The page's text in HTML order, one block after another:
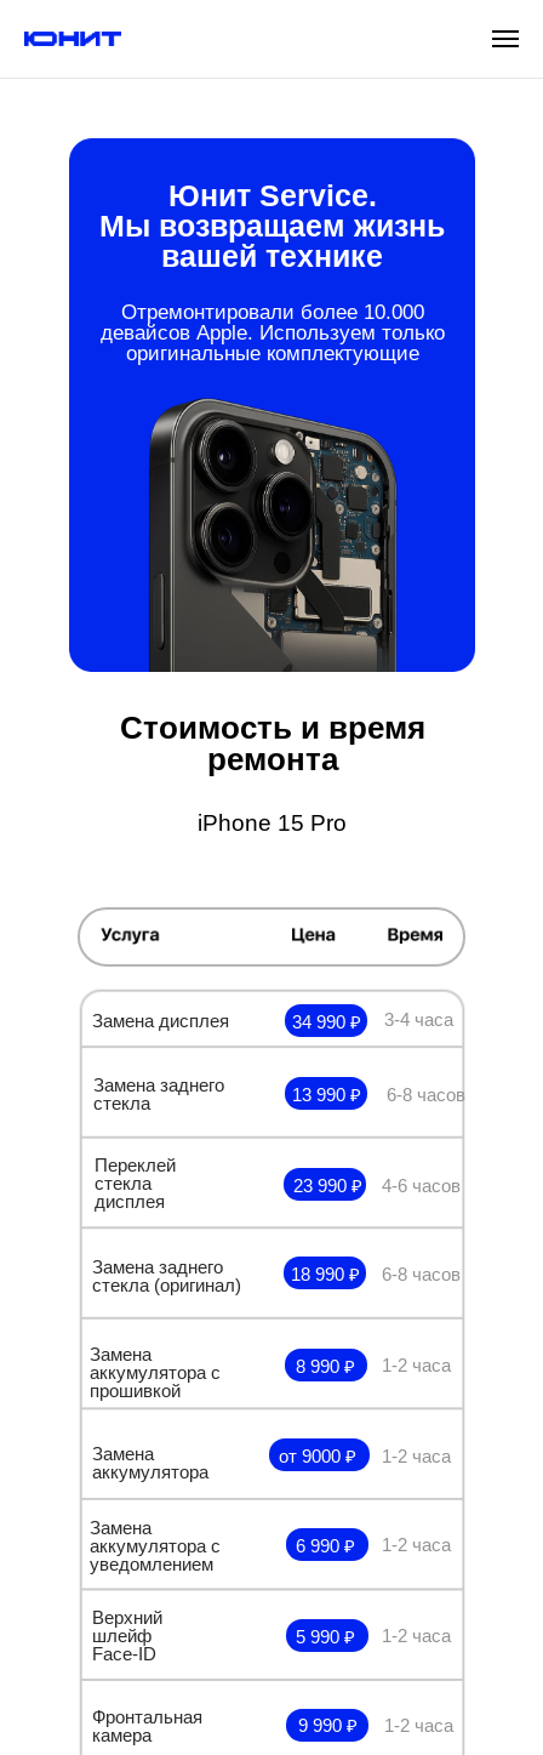
Стоимость и время
ремонта
Юнит Service.
Мы возвращаем жизнь
вашей технике
Отремонтировали более 10.000
девайсов Apple. Используем только
оригинальные комплектующие
Замена дисплея
23 990 ₽
34 990 ₽ 3-4 часа
Замена
аккумулятора с
прошивкой
Замена заднего
стекла
iPhone 15 Pro
13 990 ₽ 6-8 часов
Переклей
стекла
дисплея
4-6 часов
Замена заднего
стекла (оригинал)
18 990 ₽ 6-8 часов
8 990 ₽ 1-2 часа
Замена
аккумулятора
от 9000 ₽ 1-2 часа
Замена
аккумулятора с
уведомлением
6 990 ₽ 1-2 часа
Верхний
шлейф
Face-ID
5 990 ₽ 1-2 часа
Фронтальная
камера
9 990 ₽ 1-2 часа